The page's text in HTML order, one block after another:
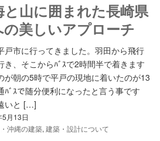
と山に囲まれた長崎県
の美しいアプローチ
戸市に行ってきました。羽田から飛行
き、そこからﾊﾞｽで2時間半で着きます
が朝の5時で平戸の現地に着いたのが13
ﾊﾞｽで随分便利になったと言う事です
いと […]
月13日
沖縄の建築, 建築・設計について